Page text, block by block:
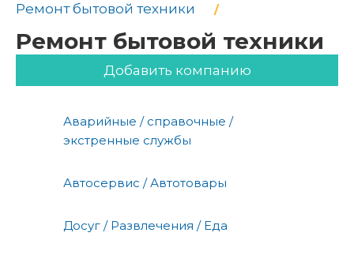
Ремонт бытовой техники
Ремонт бытовой техники
Добавить компанию
Аварийные / справочные /
экстренные службы
Автосервис / Автотовары
Досуг / Развлечения / Еда